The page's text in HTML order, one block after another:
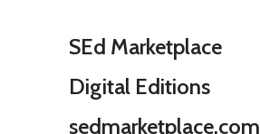
SEd Marketplace
Digital Editions
sedmarketplace.com